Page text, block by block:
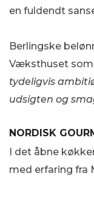
en fuldendt
Berlingske
Væksthuset som
tydeligvis
udsigten og
NORDISK
I det åbne
med erfaring fra